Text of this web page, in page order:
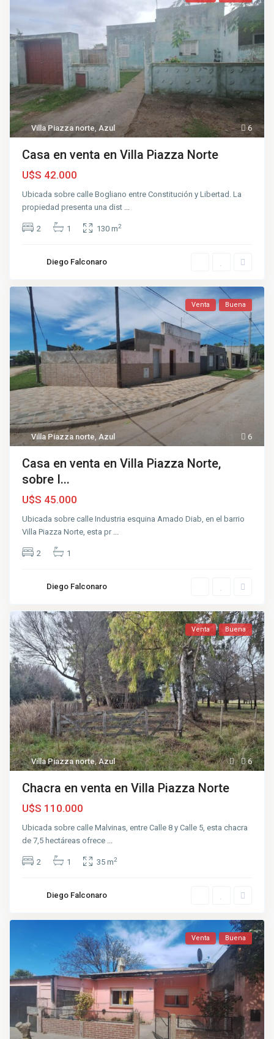
6
Villa Piazza norte,Azul
Casa en venta en Villa Piazza Norte
U$S 42.000
Ubicada sobre calle Bogliano entre Constitución y Libertad. La
propiedad presenta una dist ...
2 1 130 m2
Diego Falconaro
6
Villa Piazza norte,Azul
Venta Buena
Casa en venta en Villa Piazza Norte,
sobre I...
U$S 45.000
Ubicada sobre calle Industria esquina Amado Diab, en el barrio
Villa Piazza Norte, esta pr ...
2 1
Diego Falconaro
6
Villa Piazza norte,Azul
Venta Buena
Chacra en venta en Villa Piazza Norte
U$S 110.000
Ubicada sobre calle Malvinas, entre Calle 8 y Calle 5, esta chacra
de 7,5 hectáreas ofrece
2 1 35 m2
Diego Falconaro
Venta Buena